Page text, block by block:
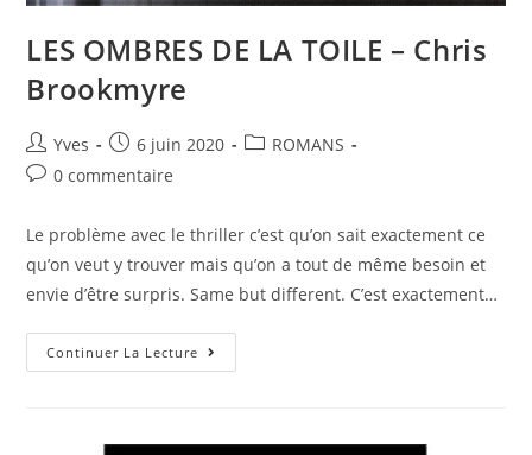
LES OMBRES DE LA TOILE – Chris
Brookmyre
Yves 6 juin 2020
ROMANS
0 commentaire
Le problème avec le thriller c’est qu’on sait exactement ce
qu’on veut y trouver mais qu’on a tout de même besoin et
envie d’être surpris. Same but different. C’est exactement…
Continuer La Lecture